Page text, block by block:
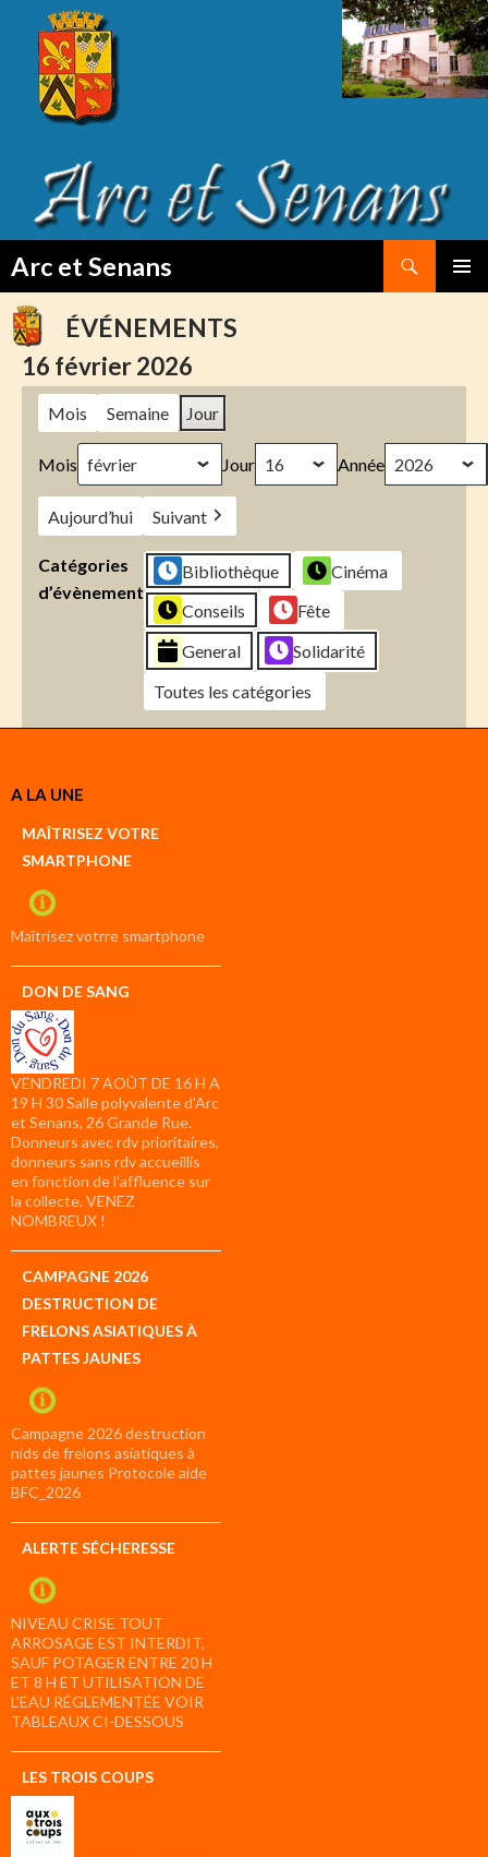
Arc et Senans
TO
CONTENTÉVÉNEMENTS
16 février 2026
Mois Semaine Jour
Mois Jour Année
Aujourd’hui Suivant
Catégories
d’évènement
Bibliothèque
Cinéma
Conseils
Fête
General
Solidarité
Toutes les catégories
Créer
compte
compte
A LA UNE
MAÎTRISEZ VOTRE
SMARTPHONE
Maîtrisez votrre smartphone
DON DE SANG
VENDREDI 7 AOÛT DE 16 H A
19 H 30 Salle polyvalente d’Arc
et Senans, 26 Grande Rue.
Donneurs avec rdv prioritaires,
donneurs sans rdv accueillis
en fonction de l’affluence sur
la collecte. VENEZ
NOMBREUX !
CAMPAGNE 2026
DESTRUCTION DE
FRELONS ASIATIQUES À
PATTES JAUNES
Campagne 2026 destruction
nids de frelons asiatiques à
pattes jaunes Protocole aide
BFC_2026
ALERTE SÉCHERESSE
NIVEAU CRISE TOUT
ARROSAGE EST INTERDIT,
SAUF POTAGER ENTRE 20 H
ET 8 H ET UTILISATION DE
L’EAU RÉGLEMENTÉE VOIR
TABLEAUX CI-DESSOUS
LES TROIS COUPS